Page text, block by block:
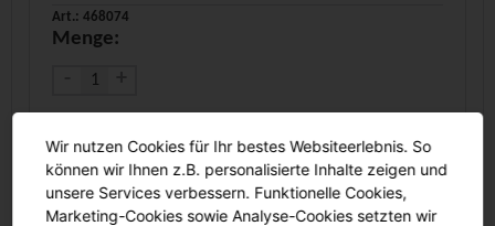
Art.: 468074
Menge:
In den Warenkorb
Angebot anfordern
Wir nutzen Cookies für Ihr bestes Websiteerlebnis. So
können wir Ihnen z.B. personalisierte Inhalte zeigen und
unsere Services verbessern. Funktionelle Cookies,
Marketing-Cookies sowie Analyse-Cookies setzten wir